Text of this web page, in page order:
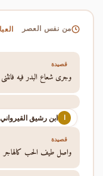
من نفس العصر
قصيدة
وجرى شعاع البدر فيه فانثنى
ا ابن رشيق القيرواني
قصيدة
واصل طيف الحب كالهاجر